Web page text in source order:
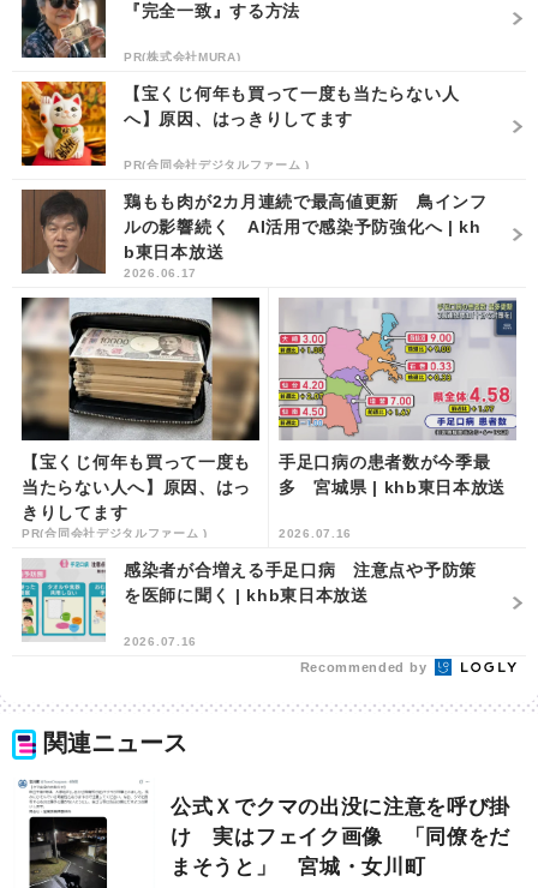
『完全一致』する方法
PR(株式会社MURA)
【宝くじ何年も買って一度も当たらない人
へ】原因、はっきりしてます
PR(合同会社デジタルファーム )
鶏もも肉が2カ月連続で最高値更新 鳥インフ
ルの影響続く AI活用で感染予防強化へ | kh
b東日本放送
2026.06.17
【宝くじ何年も買って一度も
当たらない人へ】原因、はっ
きりしてます
PR(合同会社デジタルファーム )
手足口病の患者数が今季最
多 宮城県 | khb東日本放送
2026.07.16
感染者が合増える手足口病 注意点や予防策
を医師に聞く | khb東日本放送
2026.07.16
Recommended by
関連ニュース
公式Ｘでクマの出没に注意を呼び掛
け 実はフェイク画像 「同僚をだ
まそうと」 宮城・女川町